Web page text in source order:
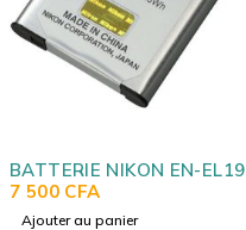
BATTERIE NIKON EN-EL19
7 500 CFA
Ajouter au panier